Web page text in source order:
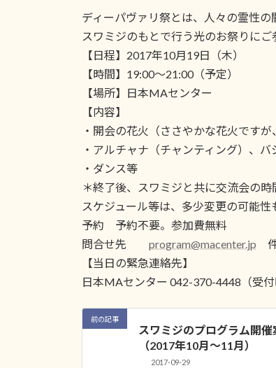
ディーパヴァリ祭とは、人々の霊性の
スワミジのもとで行う光のお祭りにご
【日程】2017年10月19日（木）
【時間】19:00～21:00（予定）
【場所】日本MAセンター
【内容】
・開会の花火（ささやかな花火です
・アルチャナ（チャンティング）、
・ダンス等
＊終了後、スワミジと共に交流会の時
スケジュール等は、多少変更の可能性
予約 予約不要。参加費無料
問合せ先 program@macenter.jp
【当日の緊急連絡先】
日本MAセンター 042-370-4448（受
前の記事
スワミジのプログラム開催
（2017年10月〜11月）
2017-09-29